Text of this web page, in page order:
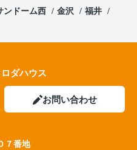
ンドーム西 金沢
福井
ダハウス
お問い合わせ
７番地